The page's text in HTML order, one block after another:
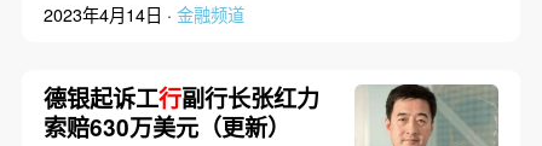
2023年4月14日 · 金融频道
德银起诉工行副行长张红力
索赔630万美元（更新）